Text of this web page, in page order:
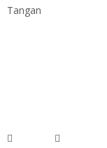
Tangan